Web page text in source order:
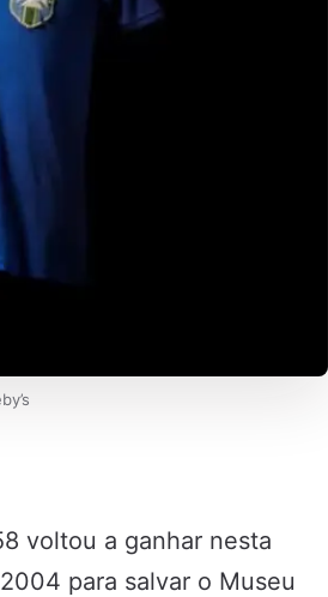
voltou a ganhar nesta
para salvar o Museu